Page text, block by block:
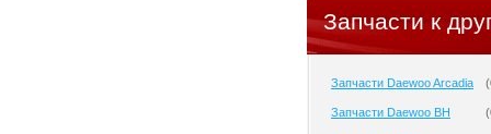
Запчасти к
Запчасти Daewoo Arcadia (
Запчасти Daewoo BH (